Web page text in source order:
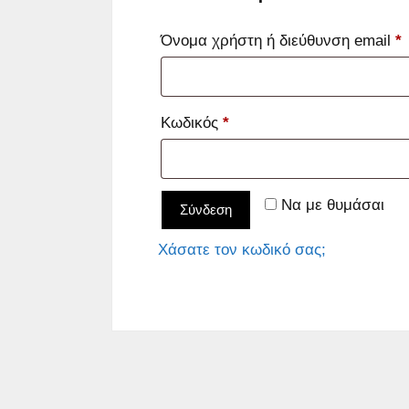
Όνομα χρήστη ή διεύθυνση email *
Κωδικός *Απαιτείται
Να με θυμάσαι
Σύνδεση
Χάσατε τον κωδικό σας;